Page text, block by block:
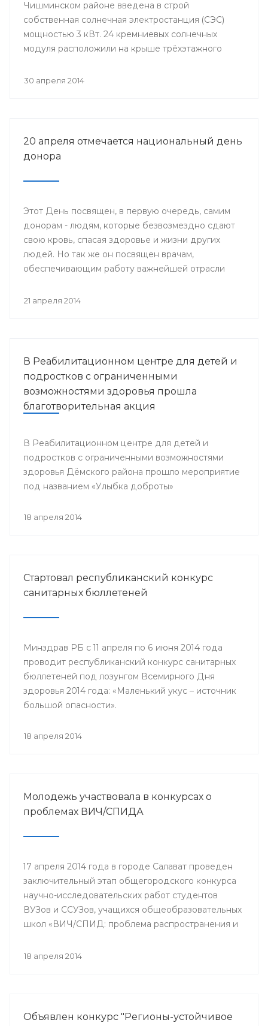
Чишминском районе введена в строй
собственная солнечная электростанция (СЭС)
мощностью 3 кВт. 24 кремниевых солнечных
модуля расположили на крыше трёхэтажного
30 апреля 2014
20 апреля отмечается национальный день
донора
Этот День посвящен, в первую очередь, самим
донорам - людям, которые безвозмездно сдают
свою кровь, спасая здоровье и жизни других
людей. Но так же он посвящен врачам,
обеспечивающим работу важнейшей отрасли
21 апреля 2014
В Реабилитационном центре для детей и
подростков с ограниченными
возможностями здоровья прошла
благотворительная акция
В Реабилитационном центре для детей и
подростков с ограниченными возможностями
здоровья Дёмского района прошло мероприятие
под названием «Улыбка доброты»
18 апреля 2014
Стартовал республиканский конкурс
санитарных бюллетеней
Минздрав РБ с 11 апреля по 6 июня 2014 года
проводит республиканский конкурс санитарных
бюллетеней под лозунгом Всемирного Дня
здоровья 2014 года: «Маленький укус – источник
большой опасности».
18 апреля 2014
Молодежь участвовала в конкурсах о
проблемах ВИЧ/СПИДА
17 апреля 2014 года в городе Салават проведен
заключительный этап общегородского конкурса
научно-исследовательских работ студентов
ВУЗов и ССУЗов, учащихся общеобразовательных
школ «ВИЧ/СПИД: проблема распространения и
18 апреля 2014
Объявлен конкурс "Регионы-устойчивое